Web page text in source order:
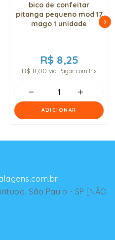
bico de confeitar
pitanga pequeno mod 17
mago 1 unidade
R$ 8,25
R$ 8,00 via Pagar com Pix
ADICIONAR
São Paulo - SP [NÃO